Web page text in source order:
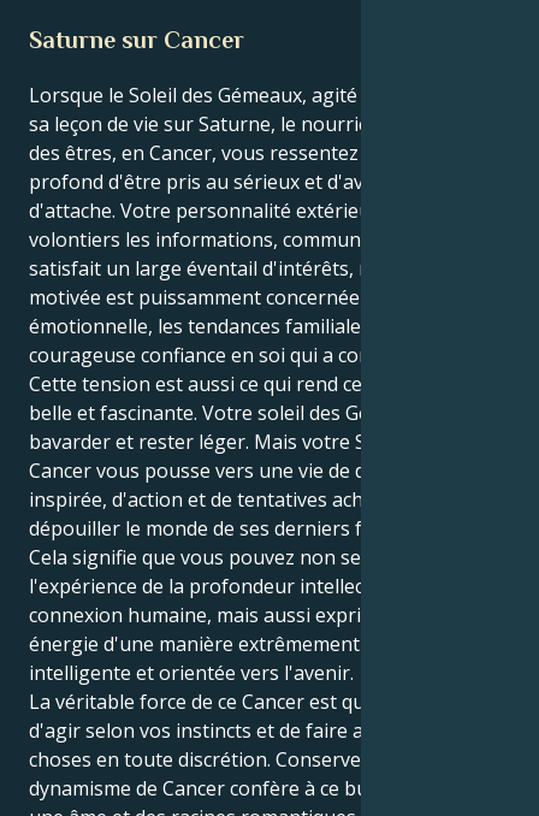
Saturne sur Cancer
Lorsque le Soleil des Gémeaux, agité et adroit, prend
sa leçon de vie sur Saturne, le nourricier émotionnel
des êtres, en Cancer, vous ressentez un désir
profond d'être pris au sérieux et d'avoir un port
d'attache. Votre personnalité extérieure absorbe
volontiers les informations, communique bien et
satisfait un large éventail d'intérêts, mais votre âme
motivée est puissamment concernée par la sécurité
émotionnelle, les tendances familiales et la
courageuse confiance en soi qui a construit la vie.
Cette tension est aussi ce qui rend cette dynamique si
belle et fascinante. Votre soleil des Gémeaux veut
bavarder et rester léger. Mais votre Saturne en
Cancer vous pousse vers une vie de direction
inspirée, d'action et de tentatives acharnées de
dépouiller le monde de ses derniers faux-semblants.
Cela signifie que vous pouvez non seulement faire
l'expérience de la profondeur intellectuelle d'une
connexion humaine, mais aussi exprimer votre
énergie d'une manière extrêmement malléable,
intelligente et orientée vers l'avenir.
La véritable force de ce Cancer est qu'il vous permet
d'agir selon vos instincts et de faire avancer les
choses en toute discrétion. Conservez cela, car votre
dynamisme de Cancer confère à ce but de Gémeaux